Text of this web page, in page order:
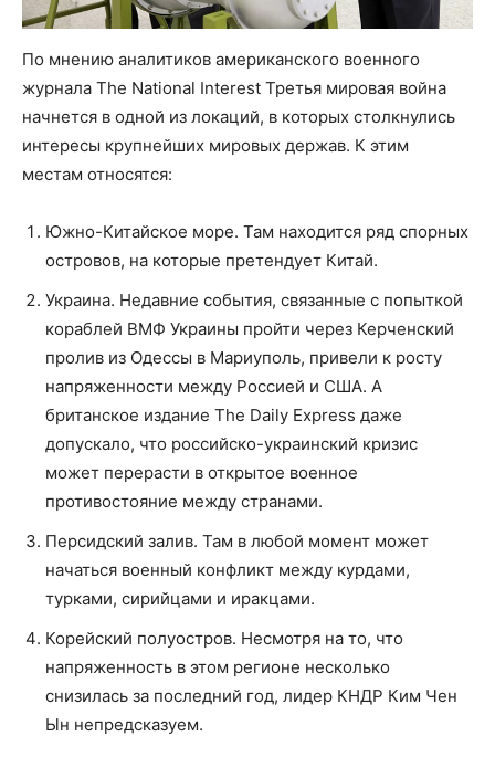
По мнению аналитиков американского военного
журнала The National Interest Третья мировая война
начнется в одной из локаций, в которых столкнулись
интересы крупнейших мировых держав. К этим
местам относятся:
Южно-Китайское море. Там находится ряд спорных
островов, на которые претендует Китай.
Украина. Недавние события, связанные с попыткой
кораблей ВМФ Украины пройти через Керченский
пролив из Одессы в Мариуполь, привели к росту
напряженности между Россией и США. А
британское издание The Daily Express даже
допускало, что российско-украинский кризис
может перерасти в открытое военное
противостояние между странами.
Персидский залив. Там в любой момент может
начаться военный конфликт между курдами,
турками, сирийцами и иракцами.
Корейский полуостров. Несмотря на то, что
напряженность в этом регионе несколько
снизилась за последний год, лидер КНДР Ким Чен
Ын непредсказуем.